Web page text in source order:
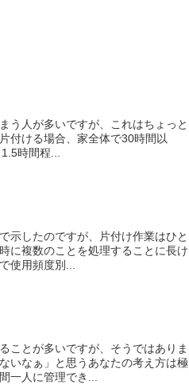
う人が多いですが、これはちょっと
付ける場合、家全体で30時間以
時間程...
示したのですが、片付け作業はひと
に複数のことを処理することに長け
使用頻度別...
ことが多いですが、そうではありま
いなぁ」と思うあなたの考え方は極
一人に管理でき...